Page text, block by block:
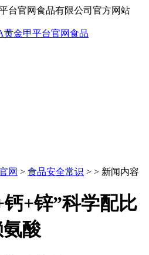
台官网食品有限公司官方网站
网 > 食品安全常识 > > 新闻内容
+锌”科学配比
氨酸